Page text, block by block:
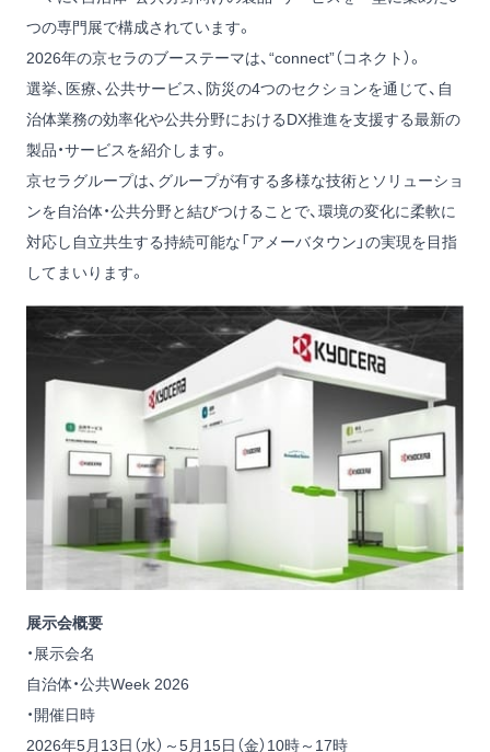
つの専門展で構成されています。
2026年の京セラのブーステーマは、“connect”（コネクト）。
選挙、医療、公共サービス、防災の4つのセクションを通じて、自
治体業務の効率化や公共分野におけるDX推進を支援する最新の
製品・サービスを紹介します。
京セラグループは、グループが有する多様な技術とソリューショ
ンを自治体・公共分野と結びつけることで、環境の変化に柔軟に
対応し自立共生する持続可能な「アメーバタウン」の実現を目指
してまいります。
展示会概要
・展示会名
自治体・公共Week 2026
・開催日時
2026年5月13日（水）～5月15日（金）10時～17時